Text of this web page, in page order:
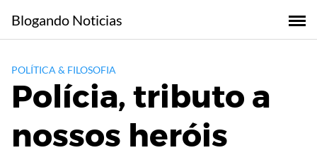
content
Blogando Noticias
POLÍTICA & FILOSOFIA
Polícia, tributo a
nossos heróis